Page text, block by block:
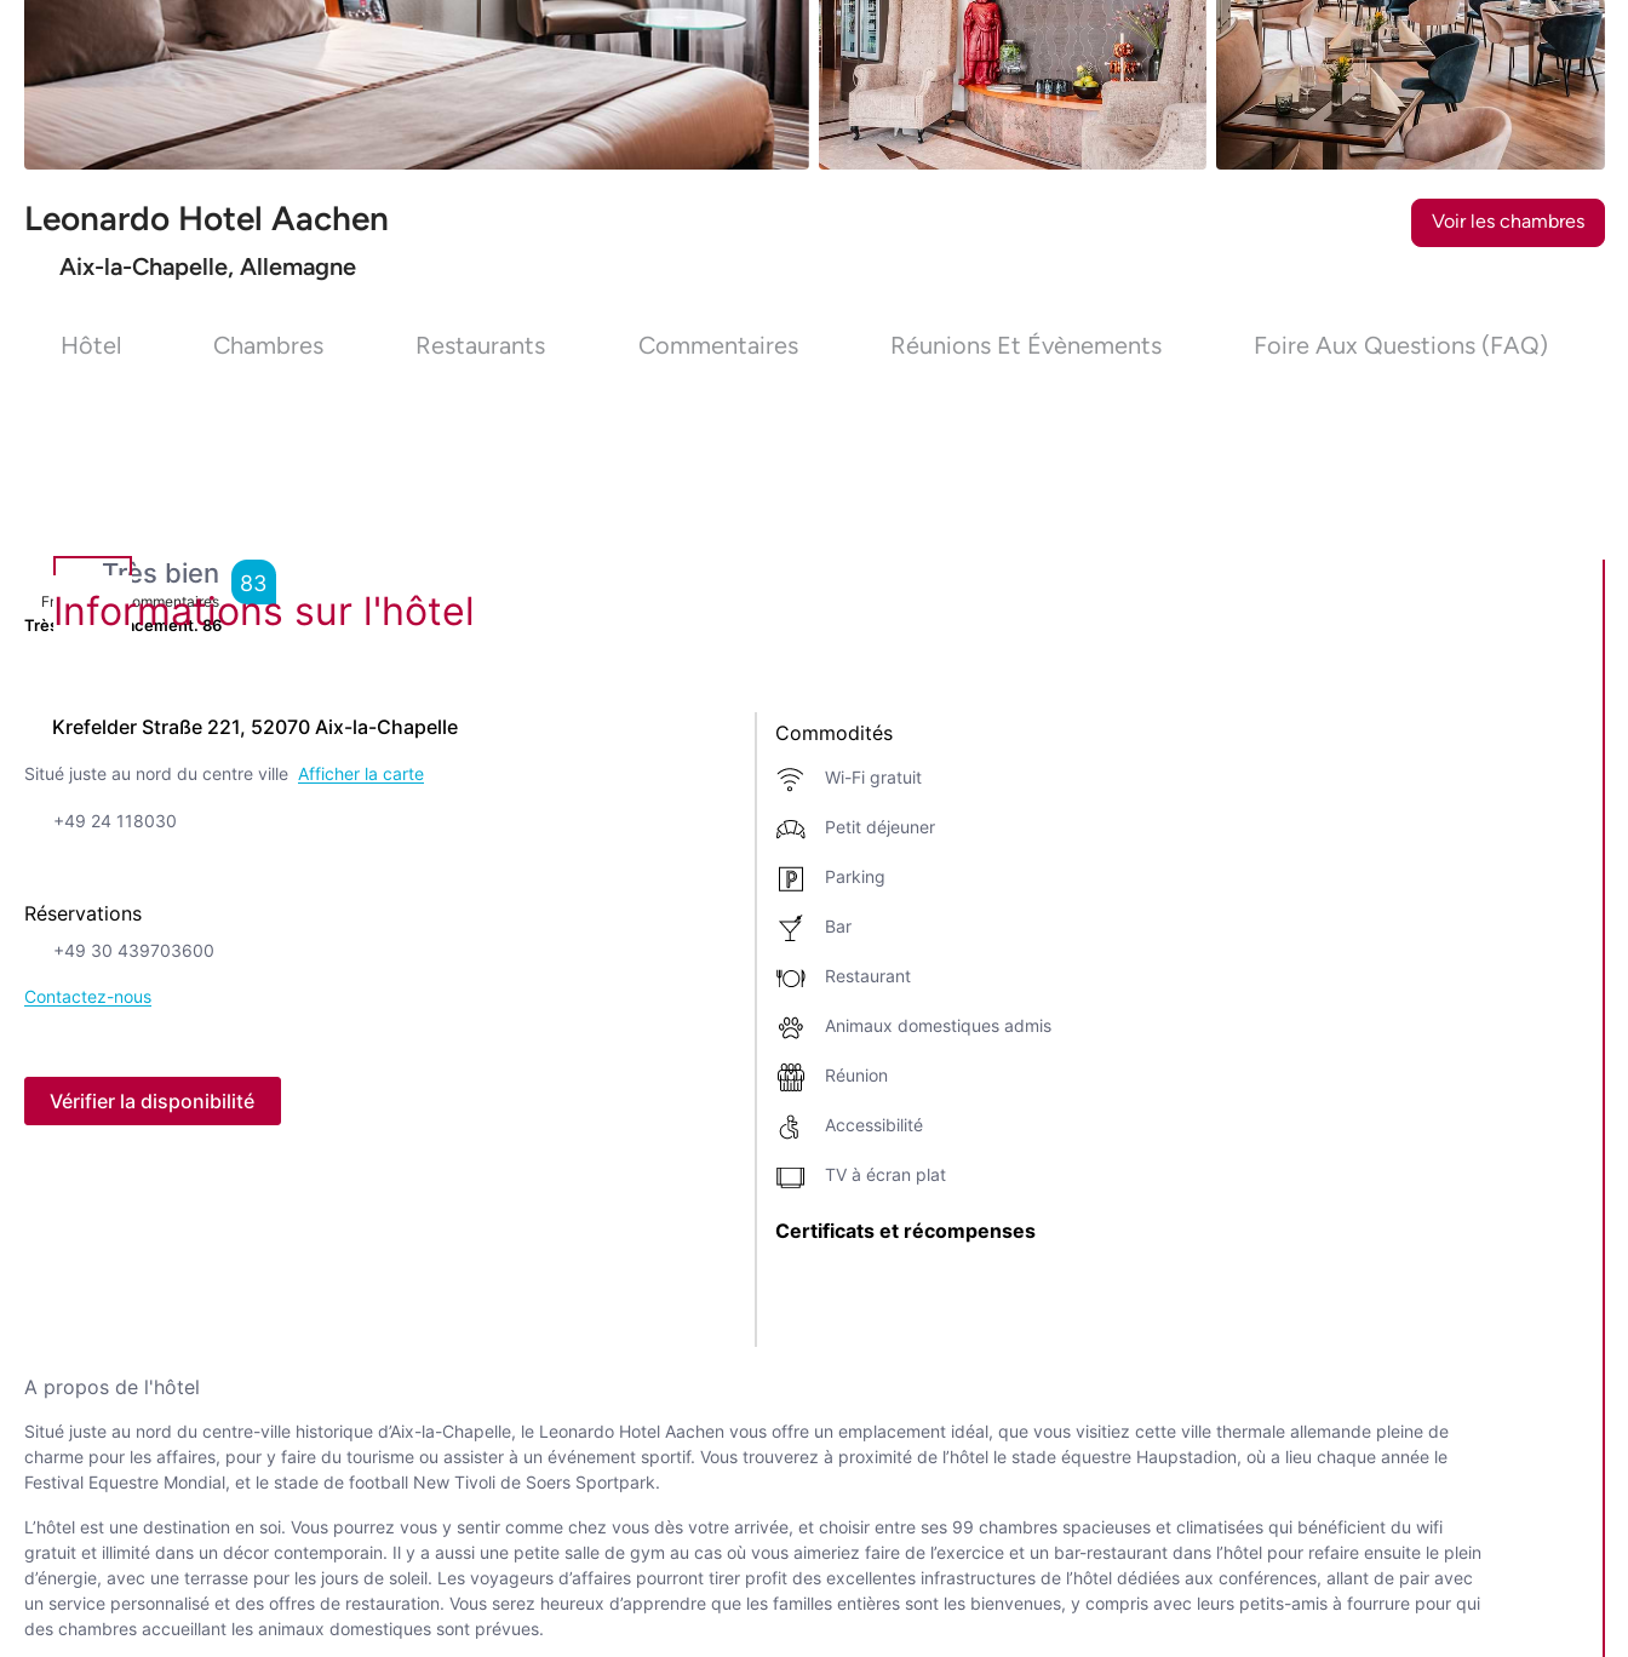
Leonardo Hotel Aachen
Aix-la-Chapelle, Allemagne
Voir les chambres
Hôtel Chambres Restaurants Commentaires Réunions Et Évènements Foire Aux Questions (FAQ)
Très bien
From3,775 Commentaires
83
Très bel emplacement.86
Informations sur l'hôtel
Krefelder Straße 221, 52070 Aix-la-Chapelle
Situé juste au nord du centre ville Afficher la carte
+49 24 118030
Réservations
+49 30 439703600
Contactez-nous
Vérifier la disponibilité
Commodités
Wi-Fi gratuit
Petit déjeuner
Parking
Bar
Restaurant
Animaux domestiques admis
Réunion
Accessibilité
TV à écran plat
Certificats et récompenses
A propos de l'hôtel
Situé juste au nord du centre-ville historique d’Aix-la-Chapelle, le Leonardo Hotel Aachen vous offre un emplacement idéal, que vous visitiez cette ville thermale allemande pleine de
charme pour les affaires, pour y faire du tourisme ou assister à un événement sportif. Vous trouverez à proximité de l’hôtel le stade équestre Haupstadion, où a lieu chaque année le
Festival Equestre Mondial, et le stade de football New Tivoli de Soers Sportpark.
L’hôtel est une destination en soi. Vous pourrez vous y sentir comme chez vous dès votre arrivée, et choisir entre ses 99 chambres spacieuses et climatisées qui bénéficient du wifi
gratuit et illimité dans un décor contemporain. Il y a aussi une petite salle de gym au cas où vous aimeriez faire de l’exercice et un bar-restaurant dans l’hôtel pour refaire ensuite le plein
d’énergie, avec une terrasse pour les jours de soleil. Les voyageurs d’affaires pourront tirer profit des excellentes infrastructures de l’hôtel dédiées aux conférences, allant de pair avec
un service personnalisé et des offres de restauration. Vous serez heureux d’apprendre que les familles entières sont les bienvenues, y compris avec leurs petits-amis à fourrure pour qui
des chambres accueillant les animaux domestiques sont prévues.